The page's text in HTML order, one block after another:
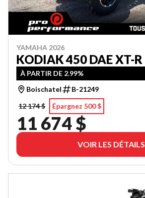
YAMAHA 2026
KODIAK 450 DAE XT-R
À PARTIR DE 2.99%
Boischatel
B-21249
12 174 $
Épargnez 500 $
11 674 $
VOIR LES DÉTAILS